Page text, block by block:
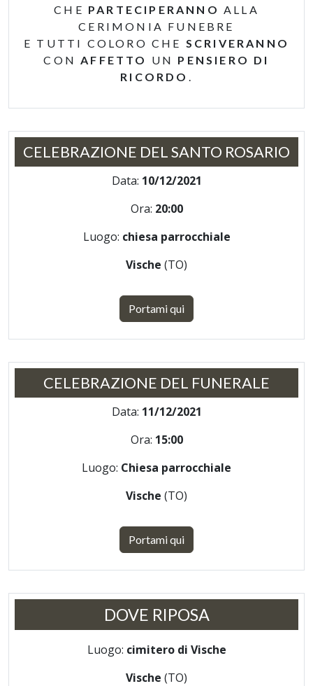
CHE PARTECIPERANNO ALLA
CERIMONIA FUNEBRE
E TUTTI COLORO CHE SCRIVERANNO
CON AFFETTO UN PENSIERO DI
RICORDO
CELEBRAZIONE DEL SANTO ROSARIO
Data: 10/12/2021
Ora: 20:00
Luogo: chiesa parrocchiale
Vische (TO)
Portami qui
CELEBRAZIONE DEL FUNERALE
Data: 11/12/2021
Ora: 15:00
Luogo: Chiesa parrocchiale
Vische (TO)
Portami qui
DOVE RIPOSA
Luogo: cimitero di Vische
Vische (TO)